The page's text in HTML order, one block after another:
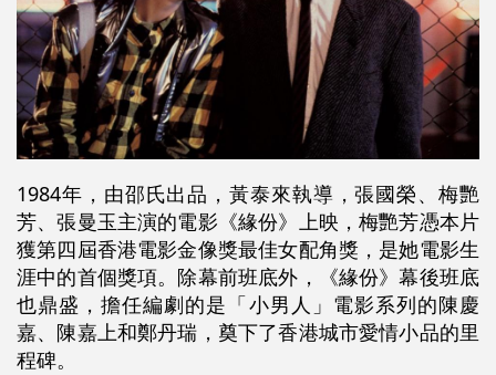
1984年，由邵氏出品，黃泰來執導，張國榮、梅艷
芳、張曼玉主演的電影《緣份》上映，梅艷芳憑本片
獲第四屆香港電影金像獎最佳女配角獎，是她電影生
涯中的首個獎項。除幕前班底外，《緣份》幕後班底
也鼎盛，擔任編劇的是「小男人」電影系列的陳慶
嘉、陳嘉上和鄭丹瑞，奠下了香港城市愛情小品的里
程碑。